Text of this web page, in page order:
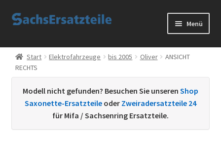
Zur
Zum
Menü
Start
AGB
Datenschutzerklärung
Start Elektrofahrzeuge bis 2005 Oliver
ANSICHT
RECHTS
Modell nicht gefunden? Besuchen Sie unseren Shop
Saxonette-Ersatzteile oder Zweiradersatzteile 24
für Mifa / Sachsenring Ersatzteile.